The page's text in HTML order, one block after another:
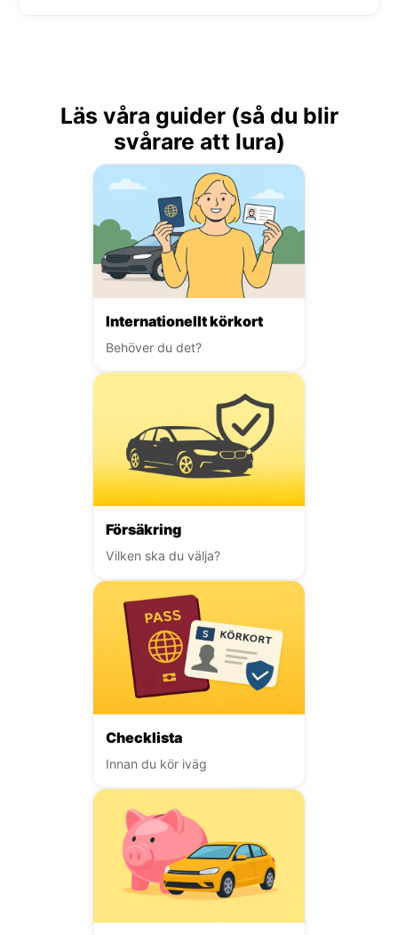
Läs våra guider (så du blir
svårare att lura)
Internationellt körkort
Behöver du det?
Försäkring
Vilken ska du välja?
Checklista
Innan du kör iväg